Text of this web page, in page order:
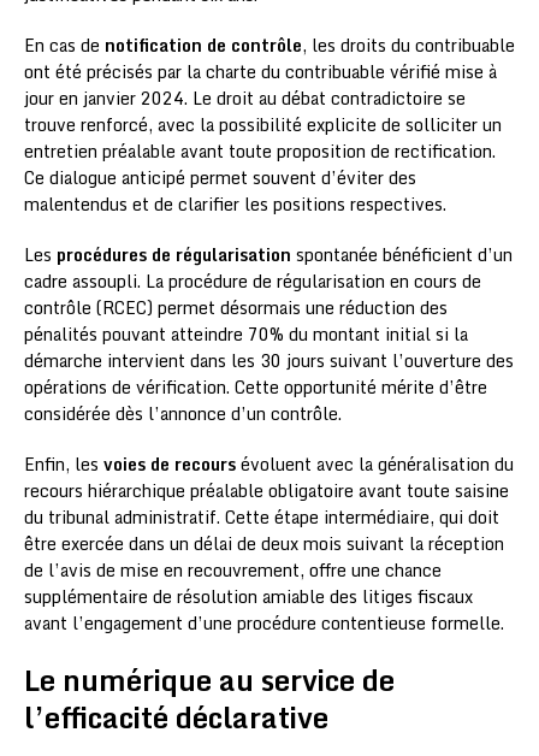
En cas de notification de contrôle, les droits du contribuable
ont été précisés par la charte du contribuable vérifié mise à
jour en janvier 2024. Le droit au débat contradictoire se
trouve renforcé, avec la possibilité explicite de solliciter un
entretien préalable avant toute proposition de rectification.
Ce dialogue anticipé permet souvent d’éviter des
malentendus et de clarifier les positions respectives.
Les procédures de régularisation spontanée bénéficient d’un
cadre assoupli. La procédure de régularisation en cours de
contrôle (RCEC) permet désormais une réduction des
pénalités pouvant atteindre 70% du montant initial si la
démarche intervient dans les 30 jours suivant l’ouverture des
opérations de vérification. Cette opportunité mérite d’être
considérée dès l’annonce d’un contrôle.
Enfin, les voies de recoursévoluent avec la généralisation du
recours hiérarchique préalable obligatoire avant toute saisine
du tribunal administratif. Cette étape intermédiaire, qui doit
être exercée dans un délai de deux mois suivant la réception
de l’avis de mise en recouvrement, offre une chance
supplémentaire de résolution amiable des litiges fiscaux
avant l’engagement d’une procédure contentieuse formelle.
Le numérique au service de
l’efficacité déclarative